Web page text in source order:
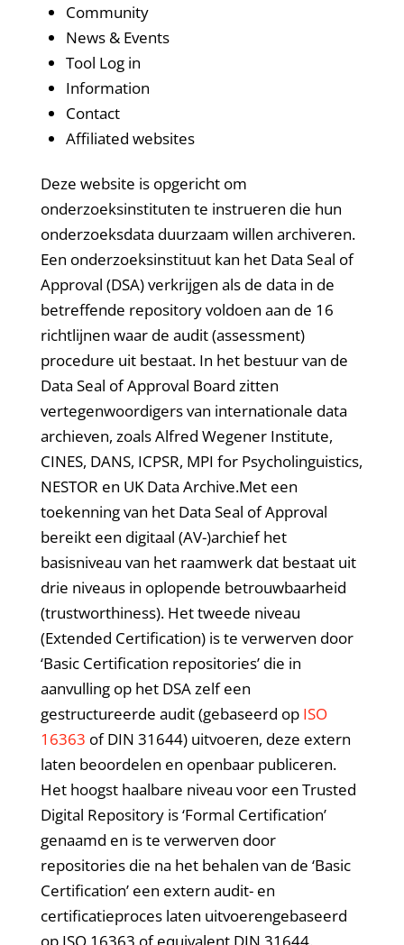
Community
News & Events
Tool Log in
Information
Contact
Affiliated websites
Deze website is opgericht om
onderzoeksinstituten te instrueren die hun
onderzoeksdata duurzaam willen archiveren.
Een onderzoeksinstituut kan het Data Seal of
Approval (DSA) verkrijgen als de data in de
betreffende repository voldoen aan de 16
richtlijnen waar de audit (assessment)
procedure uit bestaat. In het bestuur van de
Data Seal of Approval Board zitten
vertegenwoordigers van internationale data
archieven, zoals Alfred Wegener Institute,
CINES, DANS, ICPSR, MPI for Psycholinguistics,
NESTOR en UK Data Archive.Met een
toekenning van het Data Seal of Approval
bereikt een digitaal (AV-)archief het
basisniveau van het raamwerk dat bestaat uit
drie niveaus in oplopende betrouwbaarheid
(trustworthiness). Het tweede niveau
(Extended Certification) is te verwerven door
‘Basic Certification repositories’ die in
aanvulling op het DSA zelf een
gestructureerde audit (gebaseerd op ISO
16363 of DIN 31644) uitvoeren, deze extern
laten beoordelen en openbaar publiceren.
Het hoogst haalbare niveau voor een Trusted
Digital Repository is ‘Formal Certification’
genaamd en is te verwerven door
repositories die na het behalen van de ‘Basic
Certification’ een extern audit- en
certificatieproces laten uitvoerengebaseerd